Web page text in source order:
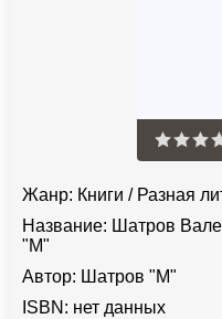
Жанр: Книги / Разная
Название: Шатров
"М"
Автор: Шатров "М"
ISBN: нет данных